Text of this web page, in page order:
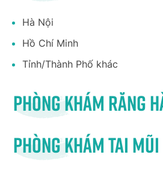
Hà Nội
Hồ Chí Minh
Tỉnh/Thành Phố khác
Phòng khám răng
Phòng khám tai